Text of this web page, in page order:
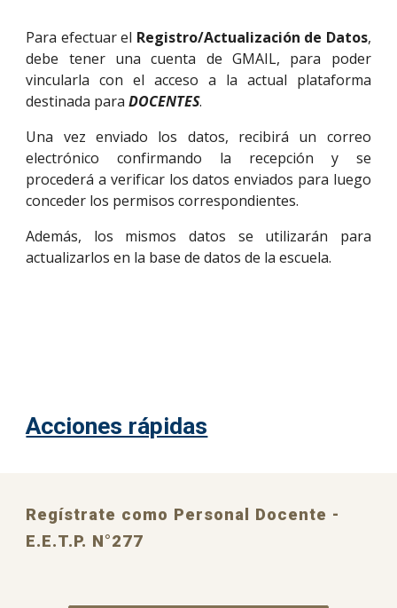
Para efectuar el Registro/Actualización de Datos,
debe tener una cuenta de GMAIL, para poder
vincularla con el acceso a la actual plataforma
destinada paraDOCENTES.
Una vez enviado los datos, recibirá un correo
electrónico confirmando la recepción y se
procederá a verificar los datos enviados para luego
conceder los permisos correspondientes.
Además, los mismos datos se utilizarán para
actualizarlos en la base de datos de la escuela.
Acciones rápidas
Regístrate como Personal Docente -
E.E.T.P. N°277